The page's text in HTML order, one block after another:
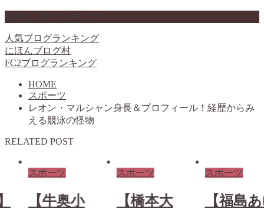
人気ブログランキング
にほんブログ村
FC2ブログランキング
HOME
スポーツ
レオン・マルシャン身長＆プロフィール！経歴からみ
える競泳の怪物
RELATED POST
スポーツ
【牛奥小
スポーツ
【橋本大
スポーツ
【福島